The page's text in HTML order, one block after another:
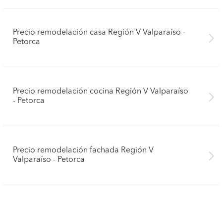
Precio remodelación casa Región V Valparaíso -
Petorca
Precio remodelación cocina Región V Valparaíso
- Petorca
Precio remodelación fachada Región V
Valparaíso - Petorca